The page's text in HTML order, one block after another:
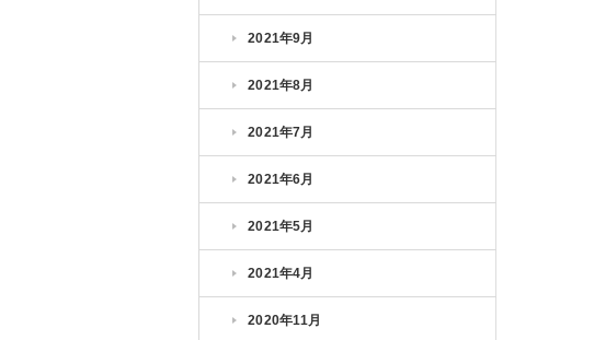
2021年9月
2021年8月
2021年7月
2021年6月
2021年5月
2021年4月
2020年11月